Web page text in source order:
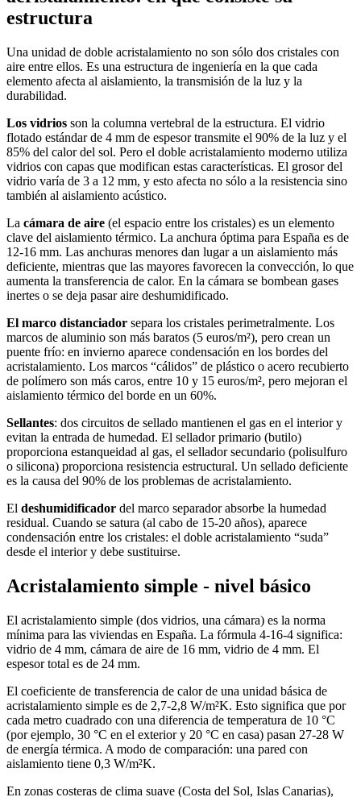
estructura
Una unidad de doble acristalamiento no son sólo dos cristales con
aire entre ellos. Es una estructura de ingeniería en la que cada
elemento afecta al aislamiento, la transmisión de la luz y la
durabilidad.
Los vidrios son la columna vertebral de la estructura. El vidrio
flotado estándar de 4 mm de espesor transmite el 90% de la luz y el
85% del calor del sol. Pero el doble acristalamiento moderno utiliza
vidrios con capas que modifican estas características. El grosor del
vidrio varía de 3 a 12 mm, y esto afecta no sólo a la resistencia sino
también al aislamiento acústico.
La cámara de aire (el espacio entre los cristales) es un elemento
clave del aislamiento térmico. La anchura óptima para España es de
12-16 mm. Las anchuras menores dan lugar a un aislamiento más
deficiente, mientras que las mayores favorecen la convección, lo que
aumenta la transferencia de calor. En la cámara se bombean gases
inertes o se deja pasar aire deshumidificado.
El marco distanciador separa los cristales perimetralmente. Los
marcos de aluminio son más baratos (5 euros/m²), pero crean un
puente frío: en invierno aparece condensación en los bordes del
acristalamiento. Los marcos “cálidos” de plástico o acero recubierto
de polímero son más caros, entre 10 y 15 euros/m², pero mejoran el
aislamiento térmico del borde en un 60%.
Sellantes: dos circuitos de sellado mantienen el gas en el interior y
evitan la entrada de humedad. El sellador primario (butilo)
proporciona estanqueidad al gas, el sellador secundario (polisulfuro
o silicona) proporciona resistencia estructural. Un sellado deficiente
es la causa del 90% de los problemas de acristalamiento.
El deshumidificador del marco separador absorbe la humedad
residual. Cuando se satura (al cabo de 15-20 años), aparece
condensación entre los cristales: el doble acristalamiento “suda”
desde el interior y debe sustituirse.
Acristalamiento simple - nivel básico
El acristalamiento simple (dos vidrios, una cámara) es la norma
mínima para las viviendas en España. La fórmula 4-16-4 significa:
vidrio de 4 mm, cámara de aire de 16 mm, vidrio de 4 mm. El
espesor total es de 24 mm.
El coeficiente de transferencia de calor de una unidad básica de
acristalamiento simple es de 2,7-2,8 W/m²K. Esto significa que por
cada metro cuadrado con una diferencia de temperatura de 10 °C
(por ejemplo, 30 °C en el exterior y 20 °C en casa) pasan 27-28 W
de energía térmica. A modo de comparación: una pared con
aislamiento tiene 0,3 W/m²K.
En zonas costeras de clima suave (Costa del Sol, Islas Canarias),